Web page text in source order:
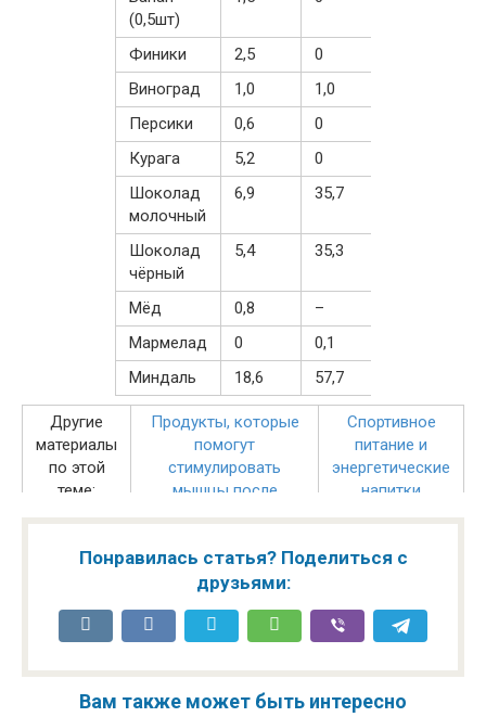
(0,5шт)
Финики 2,5 0
Виноград
1,0 1,0
Персики
0,6 0
Курага
5,2 0
Шоколад
молочный
6,9 35,7
Шоколад
чёрный
5,4 35,3
Мёд 0,8 –
Мармелад
0 0,1
Миндаль
18,6 57,7
Другие
материалы
по этой
теме:
Продукты, которые
помогут
стимулировать
мышцы после
тренировки
от Новака
Джоковича
Способы похудения
на примерах
теннисистов
Спортивное
питание и
энергетические
напитки
Что и как пить
Понравилась статья? Поделиться с
друзьями:
Вам также может быть интересно